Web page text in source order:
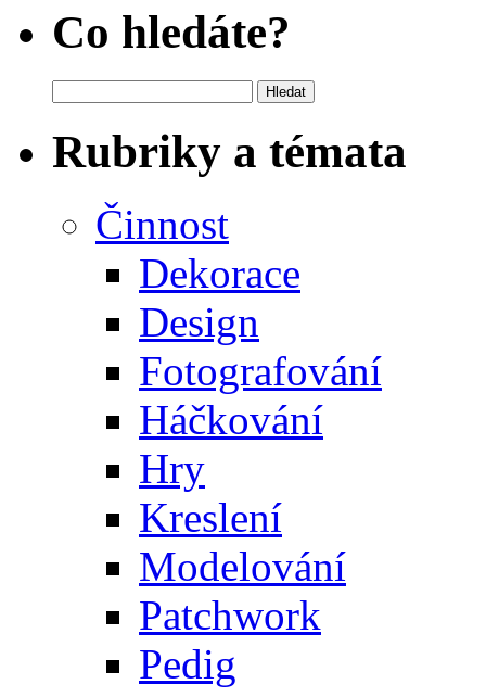
Co hledáte?
Rubriky a témata
Činnost
Dekorace
Design
Fotografování
Háčkování
Hry
Kreslení
Modelování
Patchwork
Pedig